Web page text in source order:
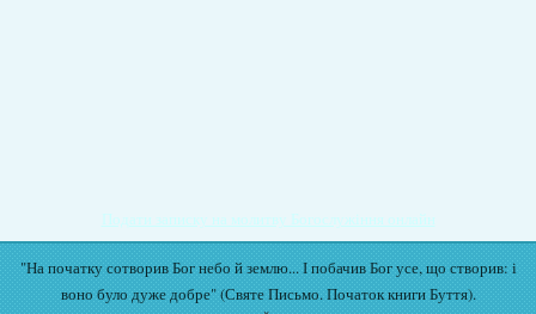
Подати записку на молитву Богослужіння онлайн
"На початку сотворив Бог небо й землю... І побачив Бог усе, що створив: і
воно було дуже добре" (Святе Письмо. Початок книги Буття).